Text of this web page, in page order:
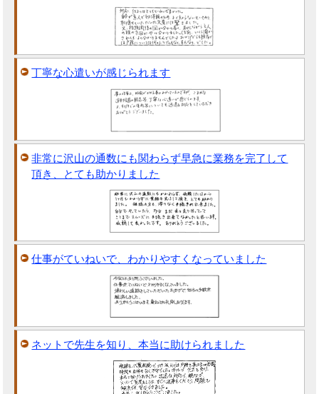
丁寧な心遣いが感じられます
非常に沢山の通数にも関わらず早急に業務を完了して
頂き、とても助かりました
仕事がていねいで、わかりやすくなっていました
ネットで先生を知り、本当に助けられました